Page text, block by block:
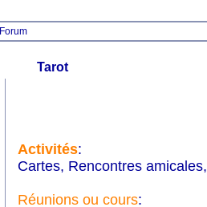
Forum
Tarot
Activités:
Cartes, Rencontres
Réunions ou cours: